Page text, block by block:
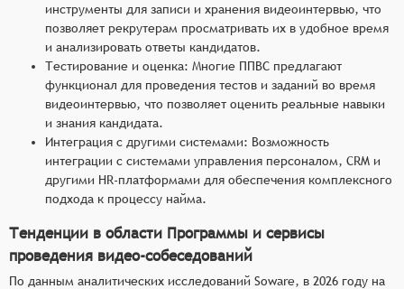
инструменты для записи и хранения видеоинтервью, что
позволяет рекрутерам просматривать их в удобное время
и анализировать ответы кандидатов.
Тестирование и оценка: Многие ППВС предлагают
функционал для проведения тестов и заданий во время
видеоинтервью, что позволяет оценить реальные навыки
и знания кандидата.
Интеграция с другими системами: Возможность
интеграции с системами управления персоналом, CRM и
другими HR-платформами для обеспечения комплексного
подхода к процессу найма.
Тенденции в области Программы и сервисы
проведения видео-собеседований
По данным аналитических исследований Soware, в 2026 году на